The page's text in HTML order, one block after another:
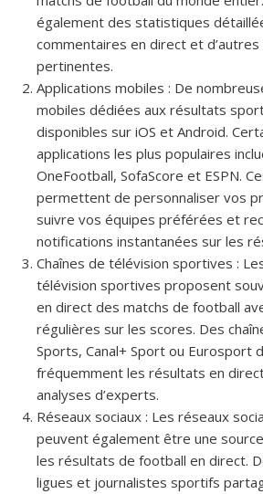
également des statistiques
commentaires en direct et
pertinentes.
Applications mobiles : De
mobiles dédiées aux résultats
disponibles sur iOS et Android.
applications les plus populaires
OneFootball, SofaScore et ESPN.
permettent de personnaliser vos
suivre vos équipes préférées et
notifications instantanées sur les
Chaînes de télévision sportives :
télévision sportives proposent
en direct des matchs de football
régulières sur les scores. Des
Sports, Canal+ Sport ou Eurosport
fréquemment les résultats en
analyses d’experts.
Réseaux sociaux : Les réseaux
peuvent également être une
les résultats de football en direct.
ligues et journalistes sportifs